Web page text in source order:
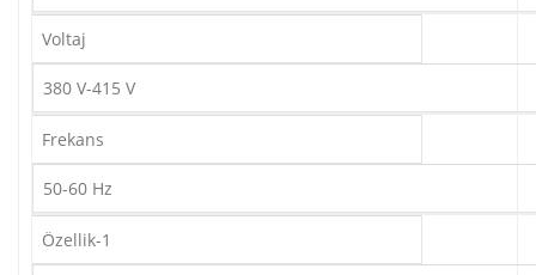
Voltaj
380 V-415 V
Frekans
50-60 Hz
Özellik-1